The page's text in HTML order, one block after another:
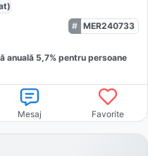
MER240733
anuală 5,7% pentru persoane
Mesaj Favorite